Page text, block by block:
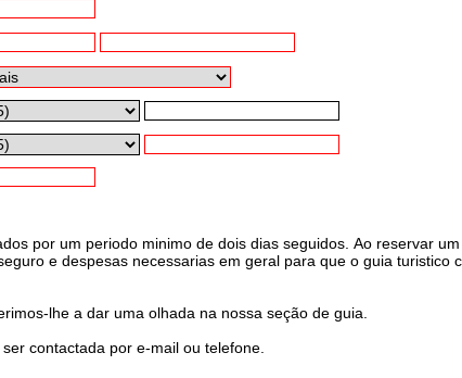
por um periodo minimo de dois dias seguidos. Ao reservar um
e despesas necessarias em geral para que o guia turistico
lhe a dar uma olhada na nossa seção de guia.
contactada por e-mail ou telefone.